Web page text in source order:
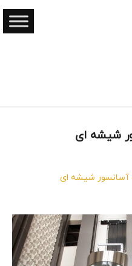
شیشه ای
شیشه ای